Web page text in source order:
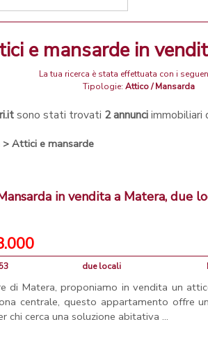
e mansarde in
La tua ricerca è stata effettuata con i
Tipologie: Attico / Mansarda
sono stati trovati 2 annunciimmobiliari
> Attici e mansarde
in vendita a Matera, due
due locali
di Matera, proponiamo in vendita un
centrale, questo appartamento offre
chi cerca una soluzione abitativa ...